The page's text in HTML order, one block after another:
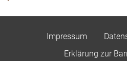
Impressum
Erklärung zur